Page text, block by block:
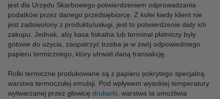
jest dla Urzędu Skarbowego potwierdzeniem odprowadzania
podatków przez danego przedsiębiorcę. Z kolei kiedy klient nie
jest zadowolony z produktu/usługi, jest to potwierdzenie daty ich
zakupu. Jednak, aby kasa fiskalna lub terminal płatniczy były
gotowe do użycia, zaopatrzyć trzeba je w zwój odpowiedniego
papieru termicznego, który utrwali daną transakcję.
Rolki termiczne produkowane są z papieru pokrytego specjalną
warstwa termoczułej emulsji. Pod wpływem wysokiej temperatury
wytwarzanej przez głowicę drukarki , warstwa ta umożliwia